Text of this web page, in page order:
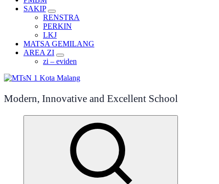
SAKIP
RENSTRA
PERKIN
LKJ
MATSA GEMILANG
AREA ZI
zi – eviden
Modern, Innovative and Excellent School